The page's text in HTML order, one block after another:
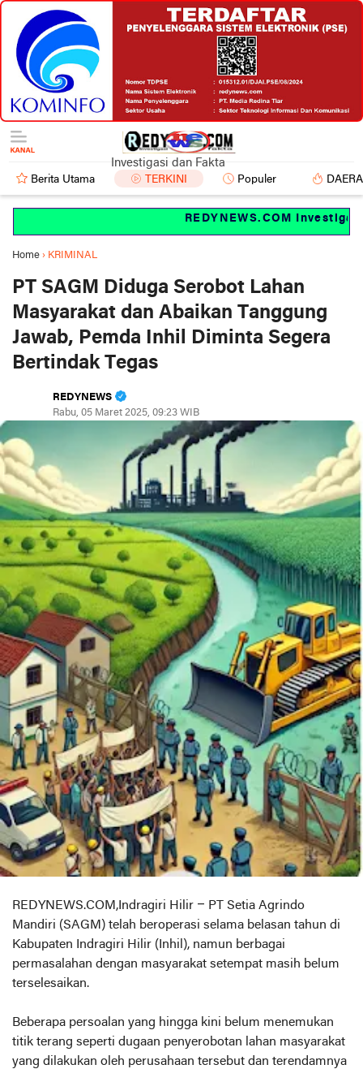
Investigasi dan Fakta
Berita Utama TERKINI Populer
REDYNEWS.COM Investigasi
Home › KRIMINAL
PT SAGM Diduga Serobot Lahan
Masyarakat dan Abaikan Tanggung
Jawab, Pemda Inhil Diminta Segera
Bertindak Tegas
REDYNEWS
Rabu, 05 Maret 2025, 09:23 WIB
REDYNEWS.COM,Indragiri Hilir – PT Setia Agrindo
Mandiri (SAGM) telah beroperasi selama belasan tahun di
Kabupaten Indragiri Hilir (Inhil), namun berbagai
permasalahan dengan masyarakat setempat masih belum
terselesaikan.
Beberapa persoalan yang hingga kini belum menemukan
titik terang seperti dugaan penyerobotan lahan masyarakat
yang dilakukan oleh perusahaan tersebut dan terendamnya